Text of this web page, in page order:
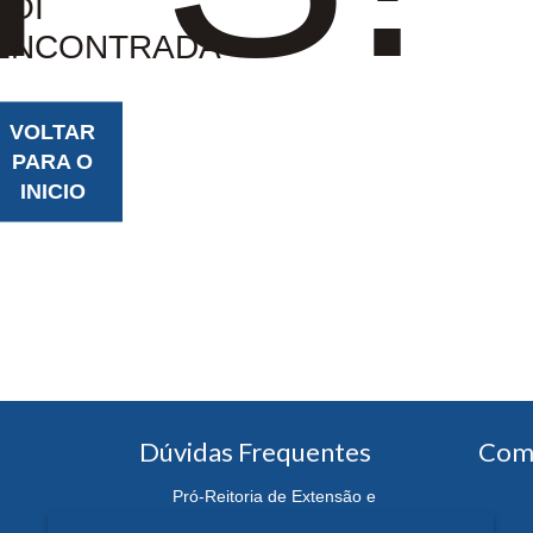
VOLTAR
PARA O
INICIO
Dúvidas Frequentes
Pró-Reitoria de Extensão e